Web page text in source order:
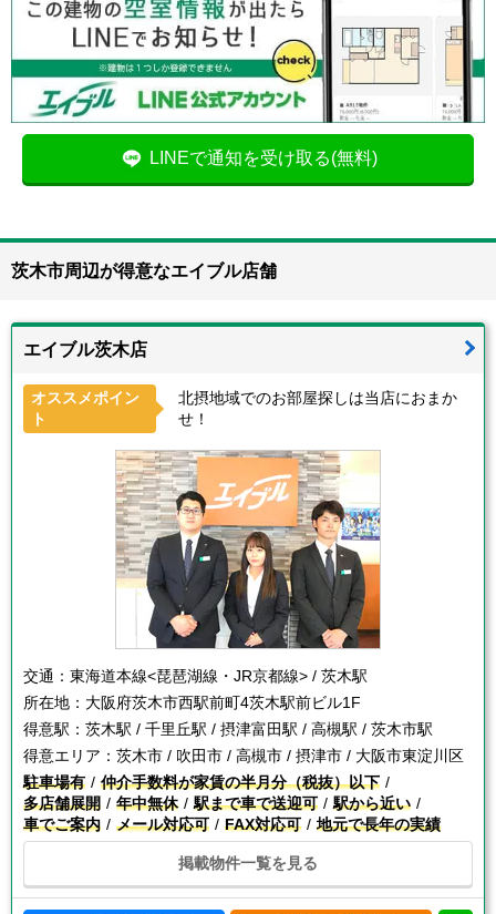
LINEで通知を受け取る(無料)
茨木市周辺が得意なエイブル店舗
エイブル茨木店
オススメポイン
ト
北摂地域でのお部屋探しは当店におまか
せ！
交通： 東海道本線<琵琶湖線・JR京都線> / 茨木駅
所在地： 大阪府茨木市西駅前町4茨木駅前ビル1F
得意駅： 茨木駅 / 千里丘駅 / 摂津富田駅 / 高槻駅 / 茨木市駅
得意エリア： 茨木市 / 吹田市 / 高槻市 / 摂津市 / 大阪市東淀川区
駐車場有
仲介手数料が家賃の半月分（税抜）以下
多店舗展開
年中無休 駅まで車で送迎可
駅から近い
車でご案内
メール対応可 FAX対応可 地元で長年の実績
掲載物件一覧を見る